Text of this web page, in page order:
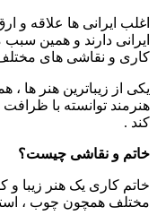
اغلب ایرانی ها علاقه و
ایرانی دارند و همین
کاری و نقاشی های
یکی از زیباترین هنر ها
هنرمند توانسته با
کند .
خاتم و نقاشی چیست؟
خاتم کاری یک هنر زیبا
مختلف همچون چوب ،